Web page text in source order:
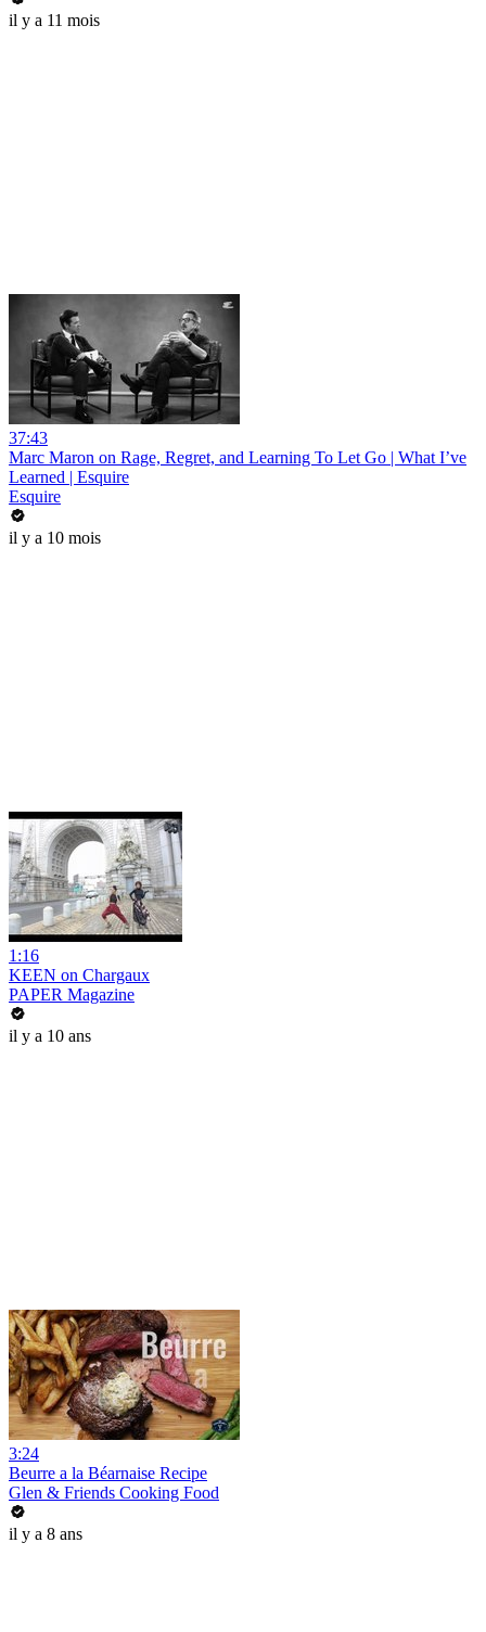
il y a 11 mois
37:43
Marc Maron on Rage, Regret, and Learning To Let Go | What I’ve
Learned | Esquire
Esquire
il y a 10 mois
1:16
KEEN on Chargaux
PAPER Magazine
il y a 10 ans
3:24
Beurre a la Béarnaise Recipe
Glen & Friends Cooking Food
il y a 8 ans